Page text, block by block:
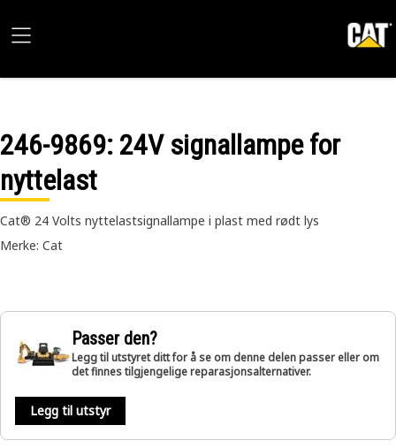
246-9869: 24V signallampe for
nyttelast
Cat® 24 Volts nyttelastsignallampe i plast med rødt lys
Merke: Cat
Passer den?
Legg til utstyret ditt for å se om denne delen passer eller om
det finnes tilgjengelige reparasjonsalternativer.
Legg til utstyr